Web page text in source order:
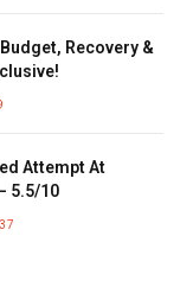
Budget, Recovery &
Attempt At
5.5/10